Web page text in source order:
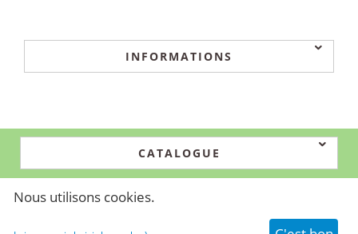
INFORMATIONS
CATALOGUE
© 2024-2026 Simtech. Propulsé par
Nous utilisons cookies.